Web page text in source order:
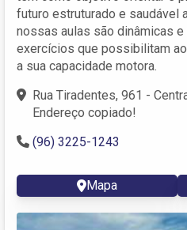
futuro estruturado e saudável
nossas aulas são dinâmicas
exercícios que possibilitam
a sua capacidade motora.
Rua Tiradentes, 961 -
Endereço copiado!
(96) 3225-1243
Mapa